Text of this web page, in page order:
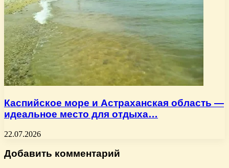
Каспийское море и Астраханская область —
идеальное место для отдыха…
22.07.2026
Добавить комментарий